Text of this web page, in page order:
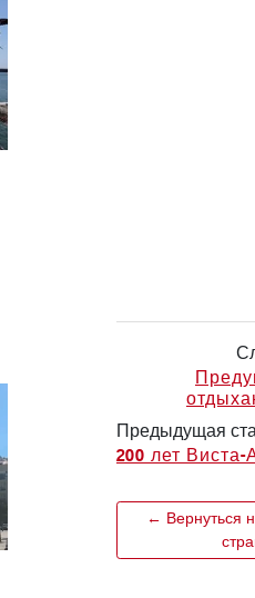
Предыдущая
200 лет Виста-
← Вернуться